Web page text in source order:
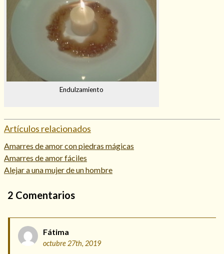
Endulzamiento
Artículos relacionados
Amarres de amor con piedras mágicas
Amarres de amor fáciles
Alejar a una mujer de un hombre
2 Comentarios
Fátima
octubre 27th, 2019